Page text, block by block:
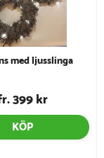
med ljusslinga
399 kr
KÖP